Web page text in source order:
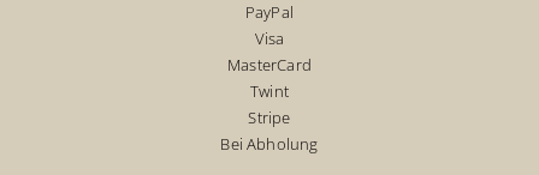
PayPal
Visa
MasterCard
Twint
Stripe
Bei Abholung